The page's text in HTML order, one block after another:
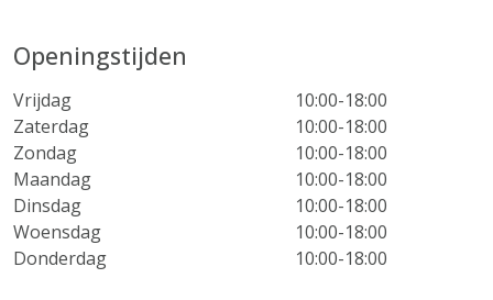
Openingstijden
Vrijdag
10:00-18:00
Zaterdag
10:00-18:00
Zondag
10:00-18:00
Maandag
10:00-18:00
Dinsdag
10:00-18:00
Woensdag
10:00-18:00
Donderdag
10:00-18:00